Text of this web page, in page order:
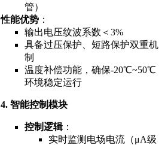
管）
性能优势 ：
输出电压纹波系数＜3%
具备过压保护、短路保护双重机
制
温度补偿功能，确保-20℃~50℃
环境稳定运行
4. 智能控制模块
控制逻辑：
实时监测电场电流（μA级